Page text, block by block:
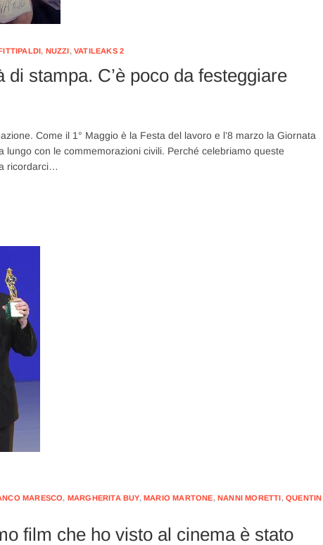
, NUZZI,VATILEAKS 2
stampa. C’è poco da festeggiare
Come il 1° Maggio è la Festa del lavoro e l’8 marzo la Giornata
con le commemorazioni civili. Perché celebriamo queste
ricordarci…
MARESCO, MARGHERITA BUY,MARIO MARTONE,NANNI MORETTI,QUENTIN
film che ho visto al cinema è stato